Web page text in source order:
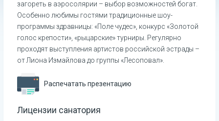
загореть в аэросолярии – выбор возможностей богат.
Особенно любимы гостями традиционные шоу-
программы здравницы: «Поле чудес», конкурс «Золотой
голос крепости», «рыцарские» турниры. Регулярно
проходят выступления артистов российской эстрады –
от Лиона Измайлова до группы «Лесоповал».
Распечатать презентацию
Лицензии санатория